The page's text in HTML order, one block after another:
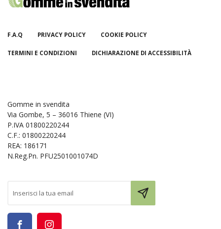
F.A.Q PRIVACY POLICY COOKIE POLICY
TERMINI E CONDIZIONI DICHIARAZIONE DI ACCESSIBILITÀ
Gomme in svendita
Via Gombe, 5 – 36016 Thiene (VI)
P.IVA 01800220244
C.F.: 01800220244
REA: 186171
N.Reg.Pn. PFU2501001074D